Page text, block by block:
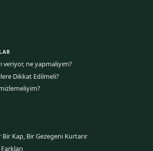
veriyor, ne yapmalıyım?
Dikkat Edilmeli?
Kap, Bir Gezegeni Kurtarır